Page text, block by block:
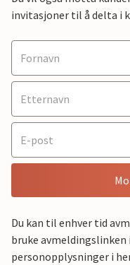
invitasjoner til å delta i
Du kan til enhver tid
bruke avmeldingslinken
personopplysninger i